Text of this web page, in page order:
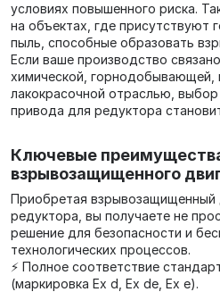
условиях повышенного риска.
на объектах, где присутствуют
пыль, способные образовать
Если ваше производство
химической, горнодобывающей,
лакокрасочной отраслью,
привода для редуктора
Ключевые
взрывозащищенного
Приобретая взрывозащищенный
редуктора, вы получаете не
решение для безопасности и
технологических процессов.
⚡ Полное соответствие
(маркировка Ex d, Ex de, Ex e).